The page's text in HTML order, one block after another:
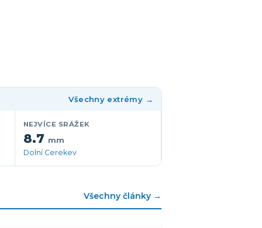
Všechny extrémy →
NEJVÍCE SRÁŽEK
8.7 mm
Dolní Cerekev
Všechny články →